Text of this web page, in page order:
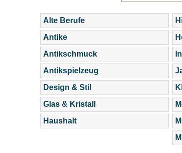
Alte Berufe
Antike
Antikschmuck
Antikspielzeug
Design & Stil
Glas & Kristall
Haushalt